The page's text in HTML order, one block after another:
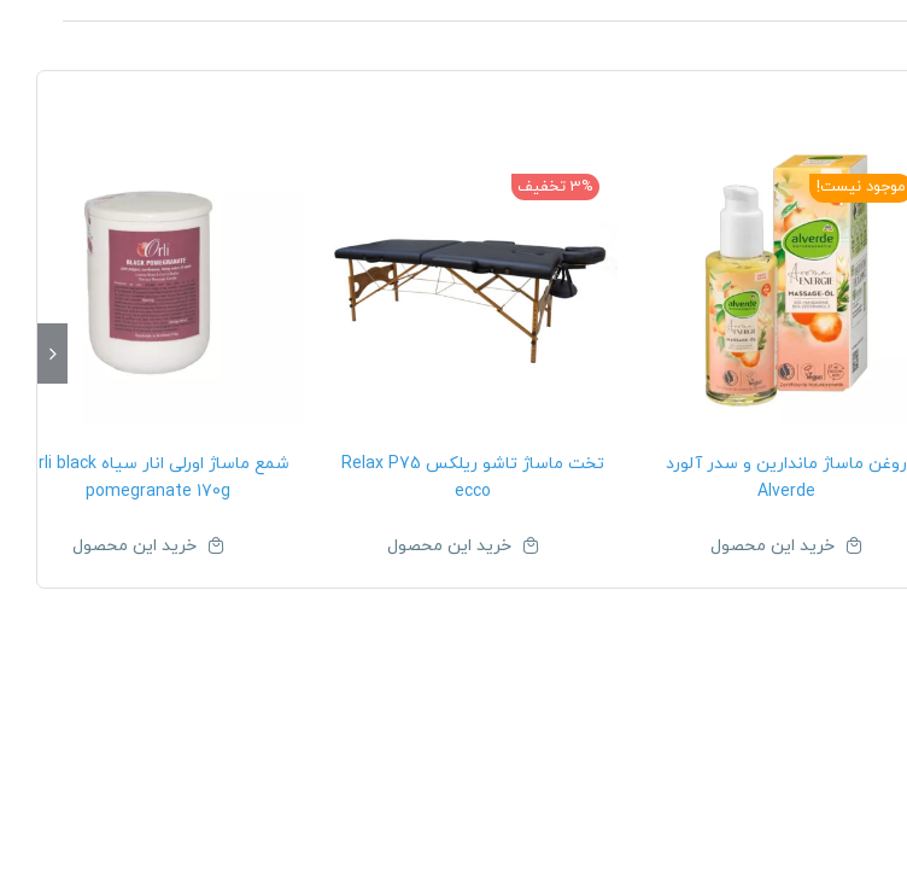
موجود نیست!
روغن ماساژ ماندارین و سدر آلورد
Alverde
خرید این محصول
3% تخفیف
تخت ماساژ تاشو ریلکس Relax P75
ecco
خرید این محصول
شمع ماساژ اورلی انار سیاه Orli black
pomegranate 170g
خرید این محصول